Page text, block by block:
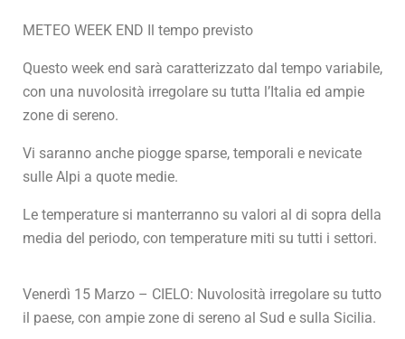
METEO WEEK END Il tempo previsto
Questo week end sarà caratterizzato dal tempo variabile,
con una nuvolosità irregolare su tutta l’Italia ed ampie
zone di sereno.
Vi saranno anche piogge sparse, temporali e nevicate
sulle Alpi a quote medie.
Le temperature si manterranno su valori al di sopra della
media del periodo, con temperature miti su tutti i settori.
Venerdì 15 Marzo – CIELO: Nuvolosità irregolare su tutto
il paese, con ampie zone di sereno al Sud e sulla Sicilia.